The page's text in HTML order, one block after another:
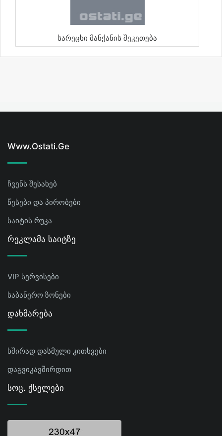
Სარეცხი Მანქანის Შეკეთება
Www.ostati.ge
ჩვენს შესახებ
წესები და პირობები
საიტის რუკა
Რეკლამა Საიტზე
VIP სერვისები
საბანერო ზონები
Დახმარება
ხშირად დასმული კითხვები
დაგვიკავშირდით
Სოც. Ქსელები